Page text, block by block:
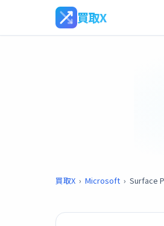
買取X
買取X › Microsoft › Surface